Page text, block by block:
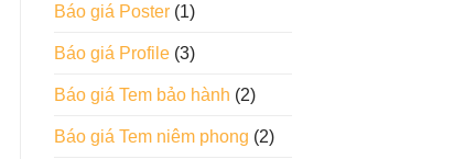
Báo giá Poster(1)
Báo giá Profile(3)
Báo giá Tem bảo hành (2)
Báo giá Tem niêm phong (2)